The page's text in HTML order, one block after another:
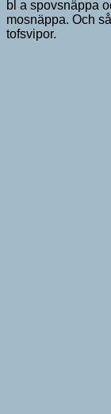
bl a spovsnäppa
mosnäppa. Och
tofsvipor.